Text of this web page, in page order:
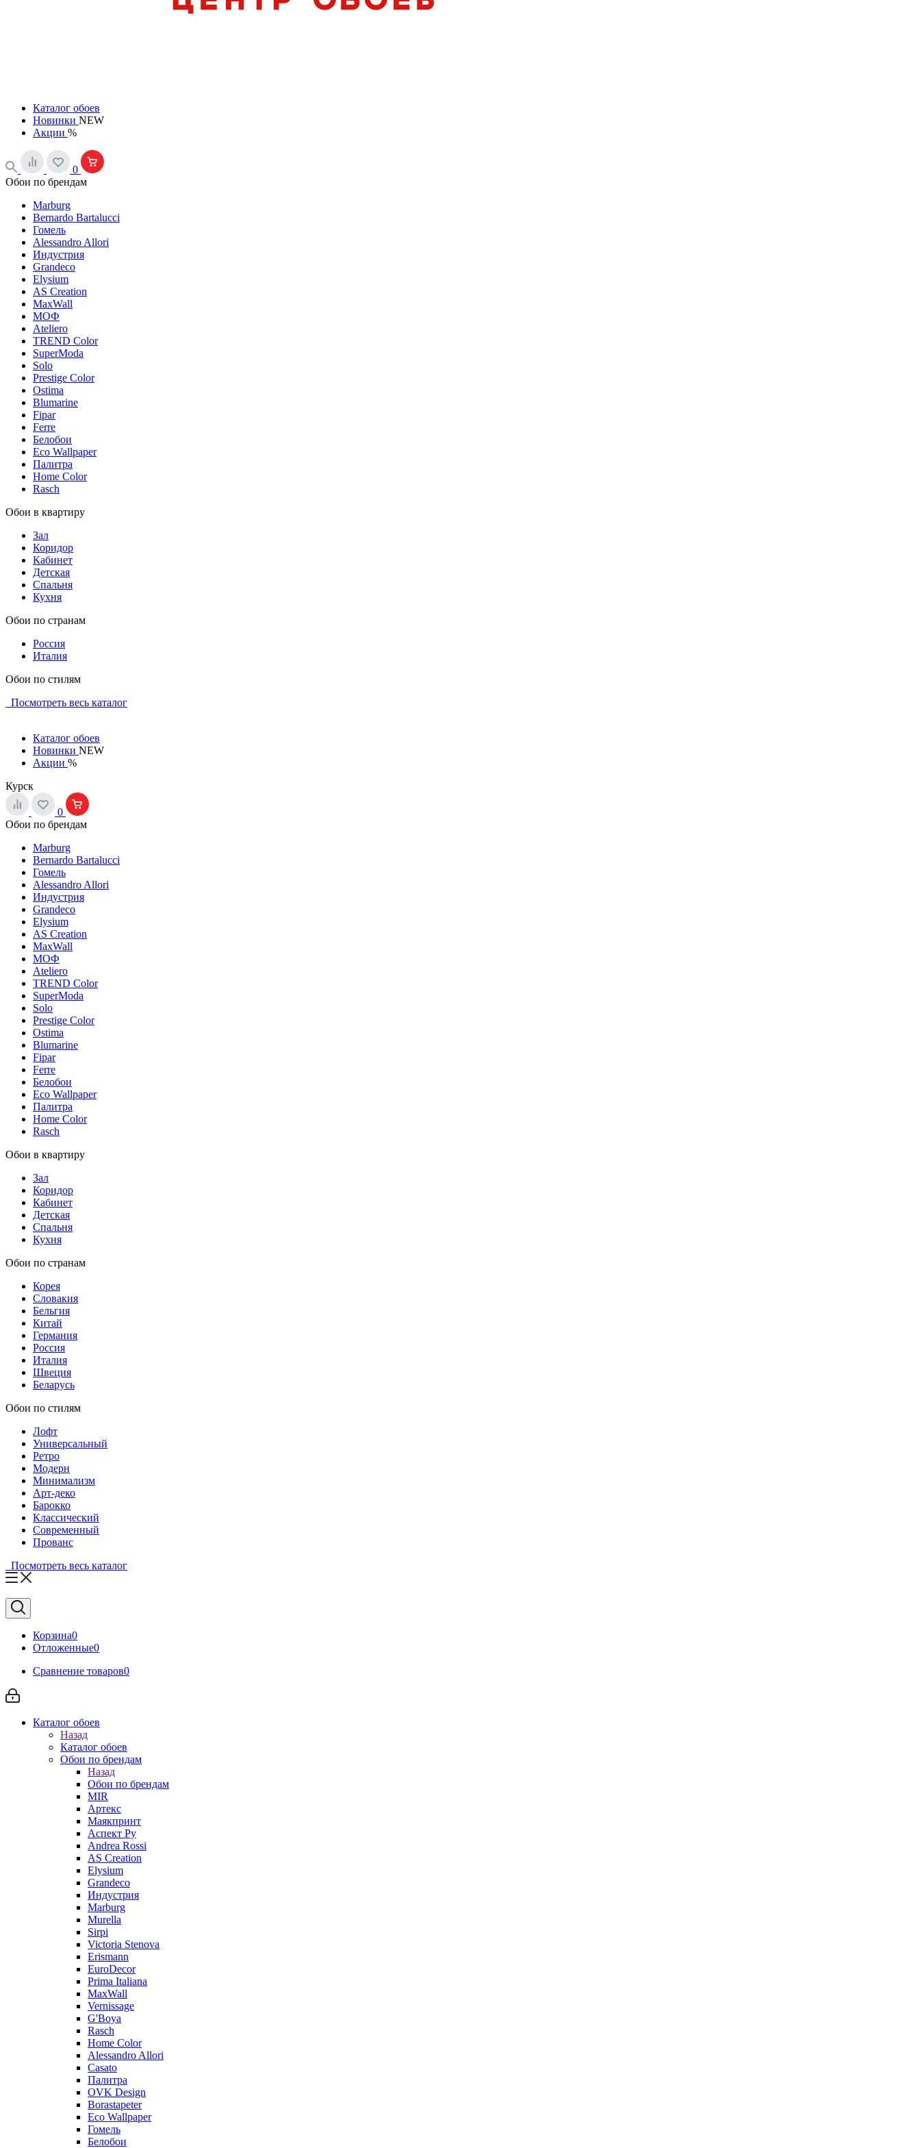
Каталог обоев
Новинки NEW
Акции %
0
Обои по брендам
Marburg
Bernardo Bartalucci
Гомель
Alessandro Allori
Индустрия
Grandeco
Elysium
AS Creation
MaxWall
МОФ
Ateliero
TREND Color
SuperModa
Solo
Prestige Color
Ostima
Blumarine
Fipar
Ferre
Белобои
Eco Wallpaper
Палитра
Home Color
Rasch
Обои в квартиру
Зал
Коридор
Кабинет
Детская
Спальня
Кухня
Обои по странам
Россия
Италия
Обои по стилям
Посмотреть весь каталог
Каталог обоев
Новинки NEW
Акции %
Курск
0
Обои по брендам
Marburg
Bernardo Bartalucci
Гомель
Alessandro Allori
Индустрия
Grandeco
Elysium
AS Creation
MaxWall
МОФ
Ateliero
TREND Color
SuperModa
Solo
Prestige Color
Ostima
Blumarine
Fipar
Ferre
Белобои
Eco Wallpaper
Палитра
Home Color
Rasch
Обои в квартиру
Зал
Коридор
Кабинет
Детская
Спальня
Кухня
Обои по странам
Корея
Словакия
Бельгия
Китай
Германия
Россия
Италия
Швеция
Беларусь
Обои по стилям
Лофт
Универсальный
Ретро
Модерн
Минимализм
Арт-деко
Барокко
Классический
Современный
Прованс
Посмотреть весь каталог
Корзина0
Отложенные0
Сравнение товаров0
Каталог обоев
Назад
Каталог обоев
Обои по брендам
Назад
Обои по брендам
MIR
Артекс
Маякпринт
Аспект Ру
Andrea Rossi
AS Creation
Elysium
Grandeco
Индустрия
Marburg
Murella
Sirpi
Victoria Stenova
Erismann
EuroDecor
Prima Italiana
MaxWall
Vernissage
G'Boya
Rasch
Home Color
Alessandro Allori
Casato
Палитра
OVK Design
Borastapeter
Eco Wallpaper
Гомель
Белобои